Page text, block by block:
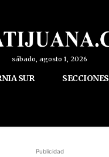
sábado, agosto 1, 2026
SUR SECCIONES
Publicidad